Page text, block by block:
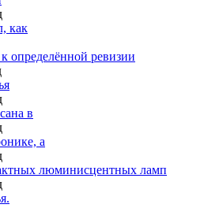
как
определённой ревизии
в
а
люминисцентных ламп